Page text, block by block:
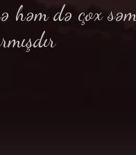
həm də çox